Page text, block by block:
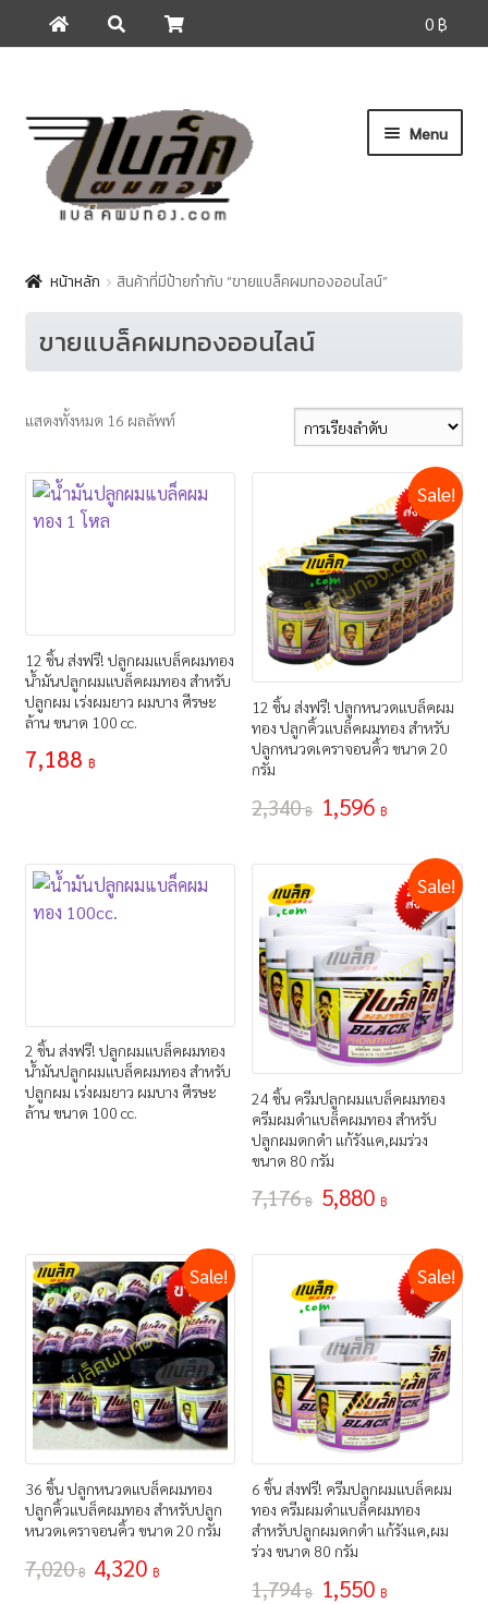
0 ฿
Skip
navigation
Skip
content
Menu
ดูสินค้า
แจ้งการโอนเงิน
เกี่ยวกับแบล็คผมทอง
หน้าหลัก สินค้าที่มีป้ายกำกับ “ขายแบล็คผมทองออนไลน์”
ขายแบล็คผมทองออนไลน์
แสดงทั้งหมด 16 ผลลัพท์
12 ชิ้น ส่งฟรี! ปลูกผมแบล็คผมทอง
น้ำมันปลูกผมแบล็คผมทอง สำหรับ
ปลูกผม เร่งผมยาว ผมบาง ศีรษะ
ล้าน ขนาด 100 cc.
7,188 ฿
12 ชิ้น ส่งฟรี! ปลูกหนวดแบล็คผม
ทอง ปลูกคิ้วแบล็คผมทอง สำหรับ
ปลูกหนวดเคราจอนคิ้ว ขนาด 20
กรัม
Sale!
2,340฿ 1,596 ฿
2 ชิ้น ส่งฟรี! ปลูกผมแบล็คผมทอง
น้ำมันปลูกผมแบล็คผมทอง สำหรับ
ปลูกผม เร่งผมยาว ผมบาง ศีรษะ
ล้าน ขนาด 100 cc.
24 ชิ้น ครีมปลูกผมแบล็คผมทอง
ครีมผมดำแบล็คผมทอง สำหรับ
ปลูกผมดกดำ แก้รังแค,ผมร่วง
ขนาด 80 กรัม
Sale!
7,176฿ 5,880 ฿
36 ชิ้น ปลูกหนวดแบล็คผมทอง
ปลูกคิ้วแบล็คผมทอง สำหรับปลูก
หนวดเคราจอนคิ้ว ขนาด 20 กรัม
Sale!
7,020฿ 4,320 ฿
6 ชิ้น ส่งฟรี! ครีมปลูกผมแบล็คผม
ทอง ครีมผมดำแบล็คผมทอง
สำหรับปลูกผมดกดำ แก้รังแค,ผม
ร่วง ขนาด 80 กรัม
Sale!
1,794฿ 1,550 ฿